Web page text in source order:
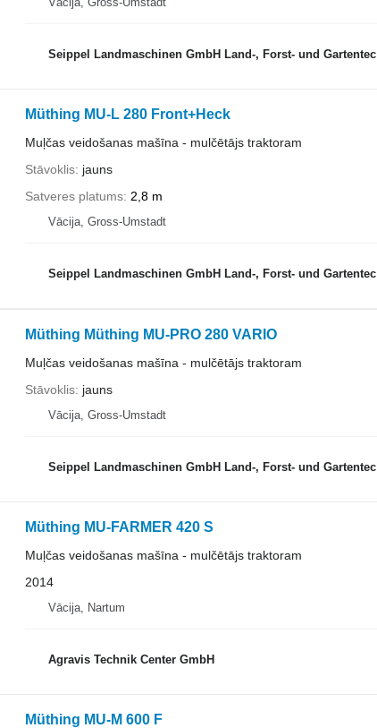
Seippel Landmaschinen GmbH Land-, Forst- und Gartentechnik
Müthing MU-L 280 Front+Heck
Muļčas veidošanas mašīna - mulčētājs traktoram
Stāvoklis jauns
Satveres platums 2,8 m
Vācija, Gross-Umstadt
Seippel Landmaschinen GmbH Land-, Forst- und Gartentechnik
Müthing Müthing MU-PRO 280 VARIO
Muļčas veidošanas mašīna - mulčētājs traktoram
Stāvoklis jauns
Vācija, Gross-Umstadt
Seippel Landmaschinen GmbH Land-, Forst- und Gartentechnik
Müthing MU-FARMER 420 S
Muļčas veidošanas mašīna - mulčētājs traktoram
2014
Vācija, Nartum
Agravis Technik Center GmbH
Müthing MU-M 600 F